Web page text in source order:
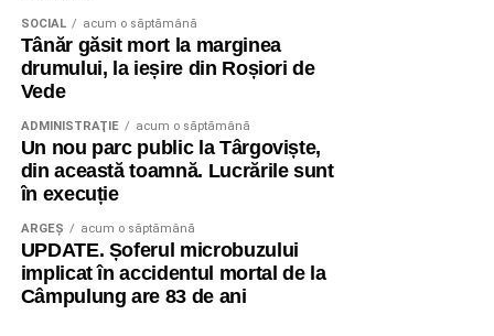
SOCIAL acum o săptămână
Tânăr găsit mort la marginea
drumului, la ieșire din Roșiori de
Vede
ADMINISTRAŢIE acum o săptămână
Un nou parc public la Târgoviște,
din această toamnă. Lucrările sunt
în execuție
ARGEȘ acum o săptămână
UPDATE. Șoferul microbuzului
implicat în accidentul mortal de la
Câmpulung are 83 de ani